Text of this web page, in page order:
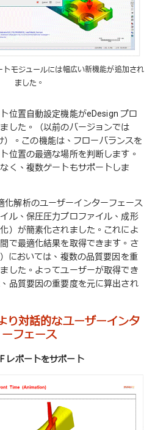
トモジュールには幅広い新機能が追加され
ました。
位置自動設定機能がeDesign プロ
した。（以前のバージョンでは
）。この機能は、フローバランスを
位置の最適な場所を判断します。
く、複数ゲートもサポートしま
化解析のユーザーインターフェース
ル、保圧圧力プロファイル、成形
）が簡素化されました。これによ
で最適化結果を取得できます。さ
においては、複数の品質要因を重
した。よってユーザーが取得でき
品質要因の重要度を元に算出され
り対話的なユーザーインタ
ーフェース
レポートをサポート